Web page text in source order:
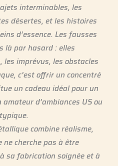
interminables, les
désertes, et les histoires
d’essence. Les fausses
là par hasard : elles
imprévus, les obstacles
c’est offrir un concentré
un cadeau idéal pour un
d’ambiances US ou
combine réalisme,
cherche pas à être
sa fabrication soignée et à